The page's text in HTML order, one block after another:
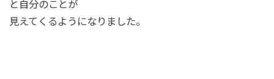
と自分のことが
見えてくるようになりました。